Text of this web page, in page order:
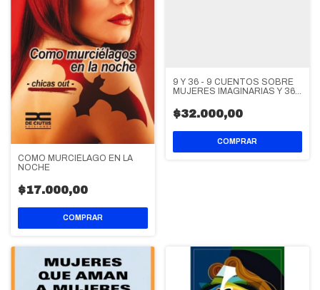
COMO MURCIÉLAGO EN LA
NOCHE
$17.000,00
9 Y 36 - 9 CUENTOS SOBRE
MUJERES IMAGINARIAS Y 36
ADIÓS
$32.000,00